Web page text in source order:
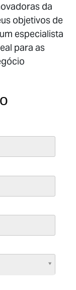
da
objetivos de
especialista
para as